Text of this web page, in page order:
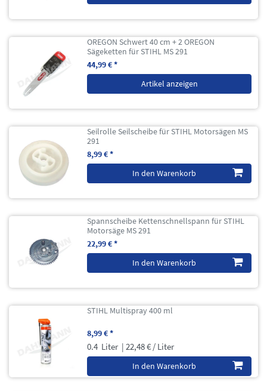
OREGON Schwert 40 cm + 2 OREGON
Sägeketten für STIHL MS 291
44,99 € *
Artikel anzeigen
Seilrolle Seilscheibe für STIHL Motorsägen MS
291
8,99 € *
In den Warenkorb
Spannscheibe Kettenschnellspann für STIHL
Motorsäge MS 291
22,99 € *
In den Warenkorb
STIHL Multispray 400 ml
8,99 € *
0.4 Liter | 22,48 € / Liter
In den Warenkorb